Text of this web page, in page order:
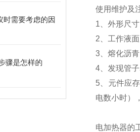
时需要考虑的因
骤是怎样的
使用维护及
1、外形尺
2、工作液
3、熔化沥
4、发现管
5、元件应
电数小时）
电加热器的